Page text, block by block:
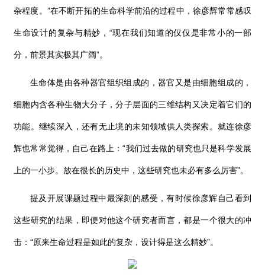
杂程度。”在不断开拓的生命科学前沿的过程中，徐彦辉常常感叹
生命设计的复杂与精妙，“现在我们知道的仅仅是非常小的一部
分，前景其实极其广阔”。
生命体是由各种器官组织组成的，器官又是由细胞组成的，
细胞内含各种生物大分子，分子层面的三维结构又决定着它们的
功能。继续深入，还有无止境的未知领域供人类探索。就连徐彦
辉也常常觉得，自己在路上：“我们过去做的研究也只是科学发展
上的一小步。放在很长的历史中，这些研究也未必有多么厉害”。
提及开展课题过程中最深刻的感受，有时候徐彦辉自己看到
这些研究的结果，即便对他这个研究者而言，都是一个很大的冲
击：“原来生命过程是如此的复杂，设计得是这么精妙”。